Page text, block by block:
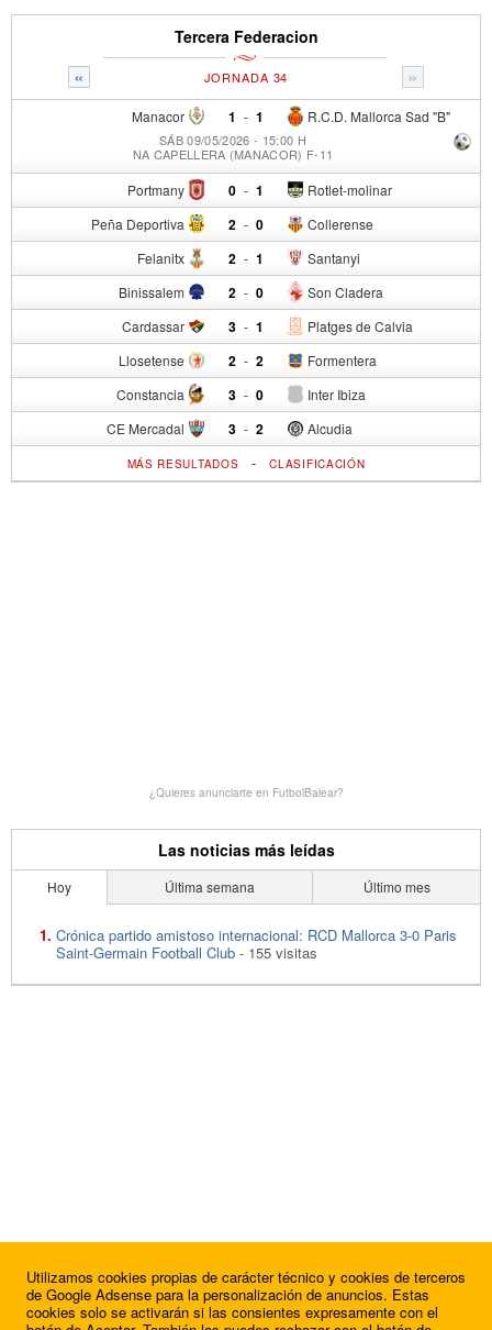
Tercera Federacion
« »
JORNADA 34
Manacor 1 - R.C.D. Mallorca Sad "B"
1
SÁB 09/05/2026 - 15:00 H
NA CAPELLERA (MANACOR) F-11
Portmany 0 - Rotlet-molinar
1
Peña Deportiva 2 - Collerense
0
Felanitx 2 - Santanyi
1
Binissalem 2 - Son Cladera
0
Cardassar 3 - Platges de Calvia
1
Llosetense 2 - Formentera
2
Constancia 3 - Inter Ibiza
0
CE Mercadal 3 - Alcudia
2
MÁS RESULTADOS -CLASIFICACIÓN
¿Quieres anunciarte en FutbolBalear?
Las noticias más leídas
Hoy Última semana Último mes
Crónica partido amistoso internacional: RCD Mallorca 3-0 Paris
Saint-Germain Football Club - 155 visitas
Utilizamos cookies propias de carácter técnico y cookies de terceros
de Google Adsense para la personalización de anuncios. Estas
cookies solo se activarán si las consientes expresamente con el